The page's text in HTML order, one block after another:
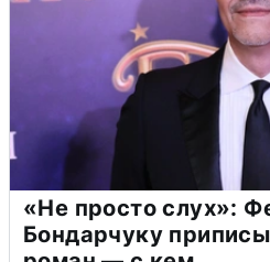
«Не просто слух»:
Бондарчуку